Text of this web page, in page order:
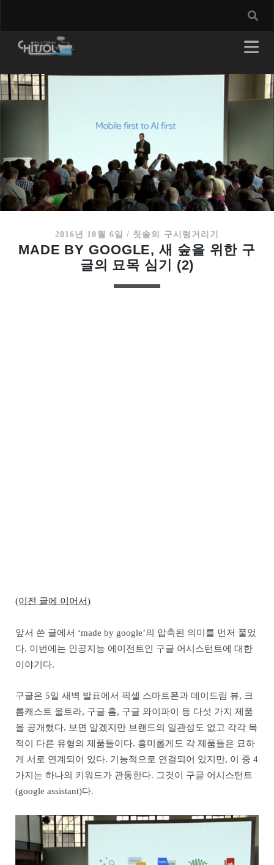
2016년 10월 6일 / 칫솔의 구시렁거리기
MADE BY GOOGLE, 새 숲을 위한 구
글의 묘목 심기 (2)
(이전 글에 이어서)
앞서 쓴 글에서 ‘made by google’의 압축된 의미를 먼저 풀었
다. 이번에는 인공지능 에이전트인 구글 어시스턴트에 대한
이야기다.
구글은 5일 새벽 발표에서 픽셀 스마트폰과 데이드림 뷰, 크
롬캐스트 울트라, 구글 홈, 구글 와이파이 등 다섯 가지 제품
을 공개했다. 보면 알겠지만 브랜드의 일관성도 없고 각각 목
적이 다른 유형의 제품들이다. 흥미롭게도 각 제품들은 묘하
게 서로 연계되어 있다. 기능적으로 연결되어 있지만, 이 중 4
가지는 하나의 키워드가 관통한다. 그것이 구글 어시스턴트
(google assistant)다.